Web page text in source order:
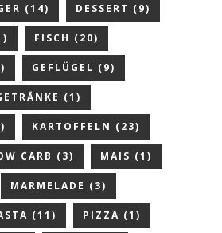
(14) DESSERT (9)
FISCH (20)
GEFLÜGEL (9)
(1)
KARTOFFELN (23)
CARB (3) MAIS (1)
MARMELADE (3)
(11) PIZZA (1)